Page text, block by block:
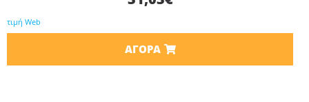
τιμή Web
ΑΓΟΡΆ